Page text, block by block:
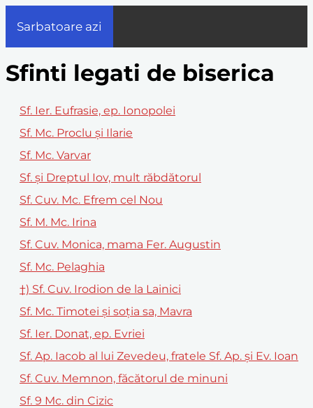
Sarbatoare azi
Sfinti legati de biserica
Sf. Ier. Eufrasie, ep. Ionopolei
Sf. Mc. Proclu și Ilarie
Sf. Mc. Varvar
Sf. și Dreptul Iov, mult răbdătorul
Sf. Cuv. Mc. Efrem cel Nou
Sf. M. Mc. Irina
Sf. Cuv. Monica, mama Fer. Augustin
Sf. Mc. Pelaghia
†) Sf. Cuv. Irodion de la Lainici
Sf. Mc. Timotei și soția sa, Mavra
Sf. Ier. Donat, ep. Evriei
Sf. Ap. Iacob al lui Zevedeu, fratele Sf. Ap. și Ev. Ioan
Sf. Cuv. Memnon, făcătorul de minuni
Sf. 9 Mc. din Cizic